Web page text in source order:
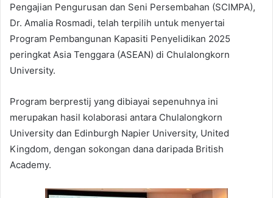
Pengajian Pengurusan dan Seni Persembahan (SCIMPA),
Dr. Amalia Rosmadi, telah terpilih untuk menyertai
Program Pembangunan Kapasiti Penyelidikan 2025
peringkat Asia Tenggara (ASEAN) di Chulalongkorn
University.
Program berprestij yang dibiayai sepenuhnya ini
merupakan hasil kolaborasi antara Chulalongkorn
University dan Edinburgh Napier University, United
Kingdom, dengan sokongan dana daripada British
Academy.